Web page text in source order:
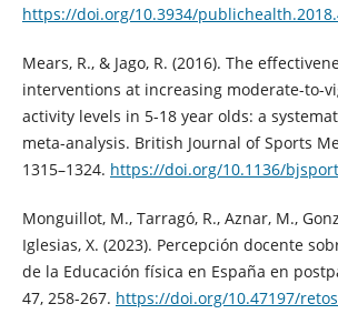
https://doi.org/10.3934/
Mears, R., & Jago, R. (2016). The
interventions at increasing moderate-to-
activity levels in 5-18 year olds: a
meta-analysis. British Journal of Sports
1315–1324. https://doi.org/10.1136/
Monguillot, M., Tarragó, R., Aznar, M.,
Iglesias, X. (2023). Percepción docente
de la Educación física en España en
47, 258-267. https://doi.org/10.47197/